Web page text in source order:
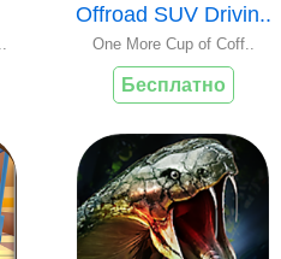
Offroad SUV Drivin..
One More Cup of Coff..
Бесплатно